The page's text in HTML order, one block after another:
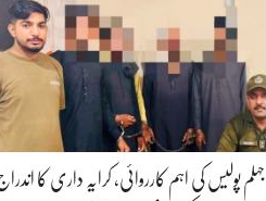
جہلم پولیس کی اہم کارروائی، کرایہ داری کا